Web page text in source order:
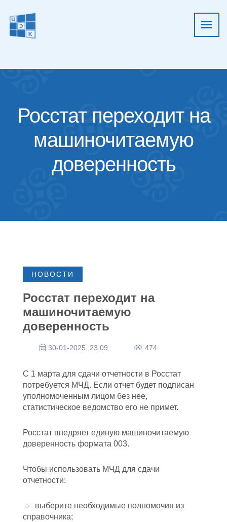
Росстат переходит на
машиночитаемую
доверенность
НОВОСТИ
Росстат переходит на
машиночитаемую
доверенность
30-01-2025, 23:09 474
С 1 марта для сдачи отчетности в Росстат
потребуется МЧД. Если отчет будет подписан
уполномоченным лицом без нее,
статистическое ведомство его не примет.
Росстат внедряет единую машиночитаемую
доверенность формата 003.
Чтобы использовать МЧД для сдачи
отчетности:
🔹 выберите необходимые полномочия из
справочника;